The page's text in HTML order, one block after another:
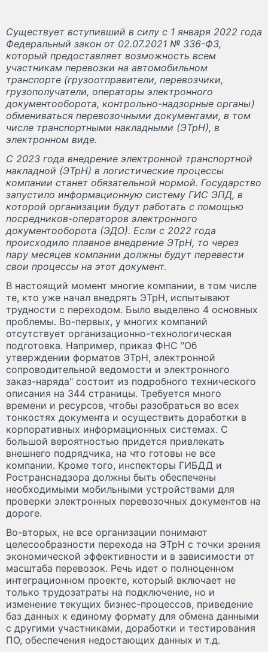
Существует вступивший в силу с 1 января 2022 года
Федеральный закон от 02.07.2021 № 336-ФЗ,
который предоставляет возможность всем
участникам перевозки на автомобильном
транспорте (грузоотправители, перевозчики,
грузополучатели, операторы электронного
документооборота, контрольно-надзорные органы)
обмениваться перевозочными документами, в том
числе транспортными накладными (ЭТрН), в
электронном виде.
C 2023 года внедрение электронной транспортной
накладной (ЭТрН) в логистические процессы
компании станет обязательной нормой. Государство
запустило информационную систему ГИС ЭПД, в
которой организации будут работать с помощью
посредников-операторов электронного
документооборота (ЭДО). Если с 2022 года
происходило плавное внедрение ЭТрН, то через
пару месяцев компании должны будут перевести
свои процессы на этот документ.
В настоящий момент многие компании, в том числе
те, кто уже начал внедрять ЭТрН, испытывают
трудности с переходом. Было выделено 4 основных
проблемы. Во-первых, у многих компаний
отсутствует организационно-технологическая
подготовка. Например, приказ ФНС "Об
утверждении форматов ЭТрН, электронной
сопроводительной ведомости и электронного
заказ-наряда" состоит из подробного технического
описания на 344 страницы. Требуется много
времени и ресурсов, чтобы разобраться во всех
тонкостях документа и осуществить доработки в
корпоративных информационных системах. С
большой вероятностью придется привлекать
внешнего подрядчика, на что готовы не все
компании. Кроме того, инспекторы ГИБДД и
Ространснадзора должны быть обеспечены
необходимыми мобильными устройствами для
проверки электронных перевозочных документов на
дороге.
Во-вторых, не все организации понимают
целесообразности перехода на ЭТрН с точки зрения
экономической эффективности и в зависимости от
масштаба перевозок. Речь идет о полноценном
интеграционном проекте, который включает не
только трудозатраты на подключение, но и
изменение текущих бизнес-процессов, приведение
баз данных к единому формату для обмена данными
с другими участниками, доработки и тестирования
ПО, обеспечения недостающих данных и т.д.